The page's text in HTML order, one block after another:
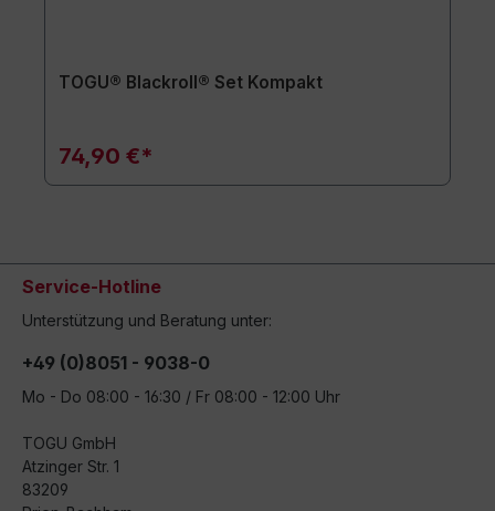
TOGU® Blackroll® Set Kompakt
74,90 €*
Service-Hotline
Unterstützung und Beratung unter:
+49 (0)8051 - 9038-0
Mo - Do 08:00 - 16:30 / Fr 08:00 - 12:00 Uhr
TOGU GmbH
Atzinger Str. 1
83209